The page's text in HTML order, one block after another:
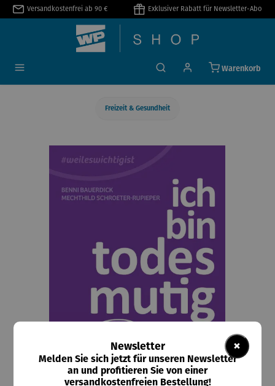
springen
Versandkostenfrei ab 90 € Exklusiver Rabatt für Newsletter-Abo
Warenkorb
Freizeit & Gesundheit
×
Newsletter
Melden Sie sich jetzt für unseren Newsletter
an und profitieren Sie von einer
versandkostenfreien Bestellung!